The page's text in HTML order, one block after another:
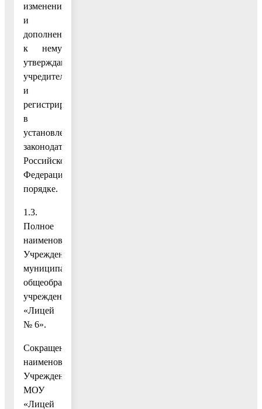
изменения
и
дополнения
к нему
утверждаются
учредителем
и
регистрируются
в
установленном
законодательством
Российской
Федерации
порядке.
1.3.
Полное
наименование
Учреждения:
муниципальное
общеобразовательное
учреждение
«Лицей
№ 6».
Сокращенное
наименование
Учреждения:
МОУ
«Лицей